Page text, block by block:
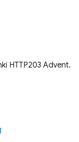
HTTP203 Advent.